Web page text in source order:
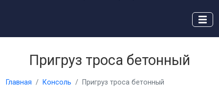
Пригруз троса бетонный
Главная Консоль Пригруз троса бетонный